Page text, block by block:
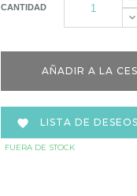
CANTIDAD
AÑADIR A LA
 LISTA DE DESEOS
FUERA DE STOCK